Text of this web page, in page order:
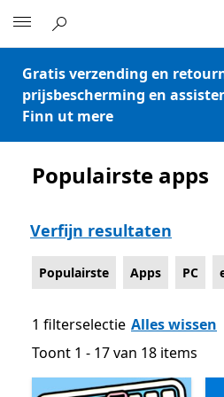
Gratis verzending en
prijsbescherming en
Finn ut mere
Vermelding Microsoft.com
Populairste apps
Verfijn resultaten
Populairste Apps PC
1 filterselectie Alles wissen
Toont 1 - 17 van 18 items
Toont 1 - 17 van 18 items